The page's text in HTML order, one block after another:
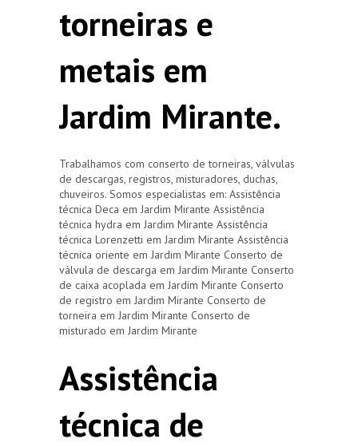
torneiras e
metais em
Jardim Mirante.
Trabalhamos com conserto de torneiras, válvulas
de descargas, registros, misturadores, duchas,
chuveiros. Somos especialistas em: Assistência
técnica Deca em Jardim Mirante Assistência
técnica hydra em Jardim Mirante Assistência
técnica Lorenzetti em Jardim Mirante Assistência
técnica oriente em Jardim Mirante Conserto de
válvula de descarga em Jardim Mirante Conserto
de caixa acoplada em Jardim Mirante Conserto
de registro em Jardim Mirante Conserto de
torneira em Jardim Mirante Conserto de
misturado em Jardim Mirante
Assistência
técnica de